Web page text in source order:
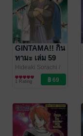
GINTAMA!! กิน
ทามะ เล่ม 59
Hideaki Sorachi /
Siam Inter Comics
การ์ตูนทั่วไป
1 Rating